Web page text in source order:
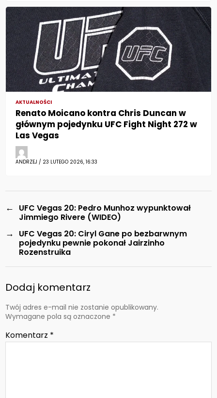
AKTUALNOŚCI
Renato Moicano kontra Chris Duncan w
głównym pojedynku UFC Fight Night 272 w
Las Vegas
ANDRZEJ / 23 LUTEGO 2026, 16:33
←
UFC Vegas 20: Pedro Munhoz wypunktował
Jimmiego Rivere (WIDEO)
→
UFC Vegas 20: Ciryl Gane po bezbarwnym
pojedynku pewnie pokonał Jairzinho
Rozenstruika
Dodaj komentarz
Twój adres e-mail nie zostanie opublikowany.
Wymagane pola są oznaczone *
Komentarz *